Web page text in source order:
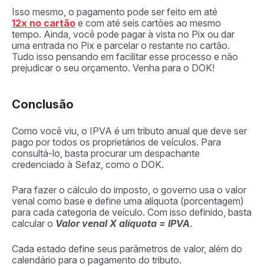
Isso mesmo, o pagamento pode ser feito em até
12x no cartão e com até seis cartões ao mesmo
tempo. Ainda, você pode pagar à vista no Pix ou dar
uma entrada no Pix e parcelar o restante no cartão.
Tudo isso pensando em facilitar esse processo e não
prejudicar o seu orçamento. Venha para o DOK!
Conclusão
Como você viu, o IPVA é um tributo anual que deve ser
pago por todos os proprietários de veículos. Para
consultá-lo, basta procurar um despachante
credenciado à Sefaz, como o DOK.
Para fazer o cálculo do imposto, o governo usa o valor
venal como base e define uma alíquota (porcentagem)
para cada categoria de veículo. Com isso definido, basta
calcular o Valor venal X alíquota = IPVA.
Cada estado define seus parâmetros de valor, além do
calendário para o pagamento do tributo.